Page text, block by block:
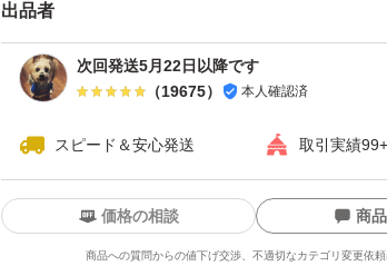
す。
単品や人気のあるお品物の組み合わせの 専用出
出品者
次回発送5月22日以降です
（19675） 本人確認済
スピード＆安心発送 取引実績99+
価格の相談 商
商品への質問からの値下げ交渉、不適切なカテゴリ変更依